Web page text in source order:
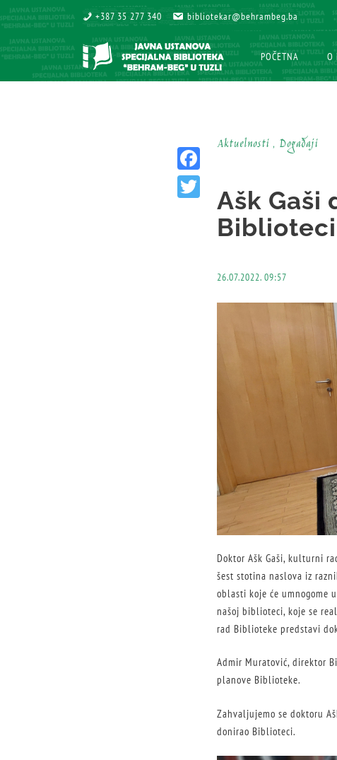
+387 35 277 340
+387 35 277 340 bibliotekar@behrambeg.ba
bibliotekar@behrambeg.ba
POČETNA
POČETNA O
O
Aktuelnosti , Događaji
Facebook
Ašk Gaši
Biblioteci
26.07.2022. 09:57
Doktor Ašk Gaši, kulturni
šest stotina naslova iz
oblasti koje će umnogome
našoj biblioteci, koje se
rad Biblioteke predstavi
Admir Muratović, direktor
planove Biblioteke.
Zahvaljujemo se doktoru
donirao Biblioteci.